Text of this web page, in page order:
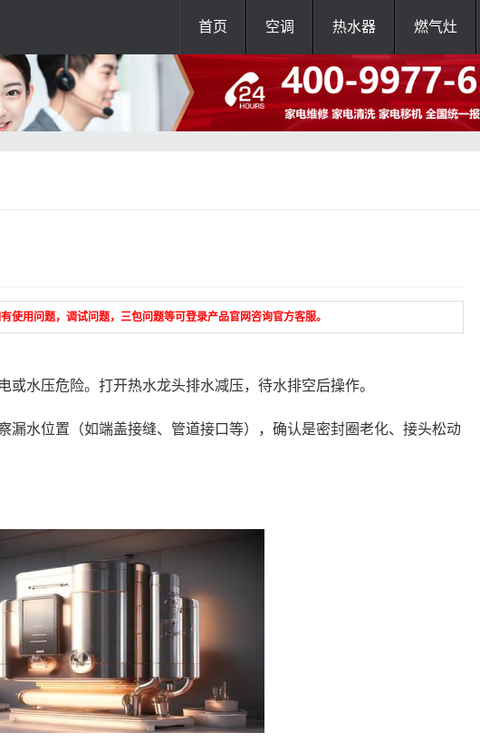
首页 空调 热水器 燃气灶
使用问题，调试问题，三包问题等可登录产品官网咨询官方客服。
或水压危险。打开热水龙头排水减压，待水排空后操作。
漏水位置（如端盖接缝、管道接口等），确认是密封圈老化、接头松动